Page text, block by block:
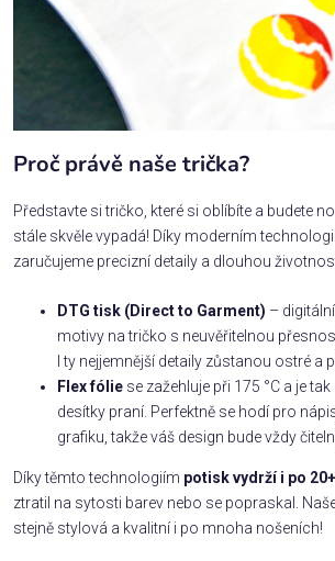
Proč právě naše trička?
Představte si tričko, které si oblíbíte a budete
stále skvěle vypadá! Díky moderním
zaručujeme precizní detaily a dlouhou
DTG tisk (Direct to Garment) –
motivy na tričko s neuvěřitelnou
I ty nejjemnější detaily zůstanou ostré a
Flex fólie se zažehluje při 175 °C a je
desítky praní. Perfektně se hodí pro
grafiku, takže váš design bude vždy
Díky těmto technologiím potisk vydrží i po
ztratil na sytosti barev nebo se popraskal.
stejně stylová a kvalitní i po mnoha nošeních!